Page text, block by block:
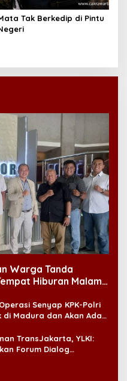
Tak Berkedip di Pintu
Warga Tanda
Hiburan Malam
Senyap KPK-Polri
di Madura dan Akan Ada
TransJakarta, YLKI:
Forum Dialog